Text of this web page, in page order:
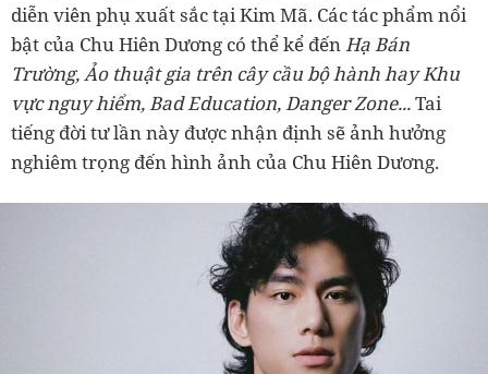
diễn viên phụ xuất sắc tại Kim Mã. Các tác phẩm nổi
bật của Chu Hiên Dương có thể kể đếnHạ Bán
Trường, Ảo thuật gia trên cây cầu bộ hành hay Khu
vực nguy hiểm, Bad Education, Danger Zone...Tai
tiếng đời tư lần này được nhận định sẽ ảnh hưởng
nghiêm trọng đến hình ảnh của Chu Hiên Dương.